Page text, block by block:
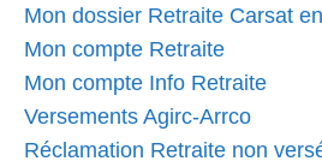
Mon dossier Retraite Carsat
Mon compte Retraite
Mon compte Info Retraite
Versements Agirc-Arrco
Réclamation Retraite non